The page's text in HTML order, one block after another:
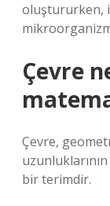
oluştururken,
Çevre
Çevre,
bir terimdir.